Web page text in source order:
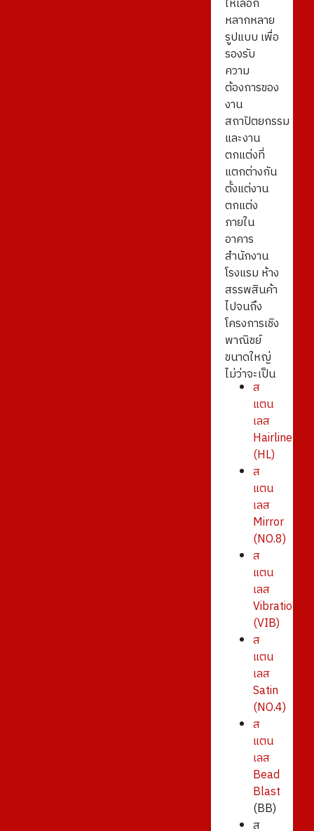
ให้เลือก
หลากหลาย
รูปแบบ เพื่อ
รองรับ
ความ
ต้องการของ
งาน
สถาปัตยกรรม
และงาน
ตกแต่งที่
แตกต่างกัน
ตั้งแต่งาน
ตกแต่ง
ภายใน
อาคาร
สำนักงาน
โรงแรม ห้าง
สรรพสินค้า
ไปจนถึง
โครงการเชิง
พาณิชย์
ขนาดใหญ่
ไม่ว่าจะเป็น
ส
แตน
เลส
Hairline
(HL)
ส
แตน
เลส
Mirror
(NO.8)
ส
แตน
เลส
Vibration
(VIB)
ส
แตน
เลส
Satin
(NO.4)
ส
แตน
เลส
Bead
Blast
(BB)
ส